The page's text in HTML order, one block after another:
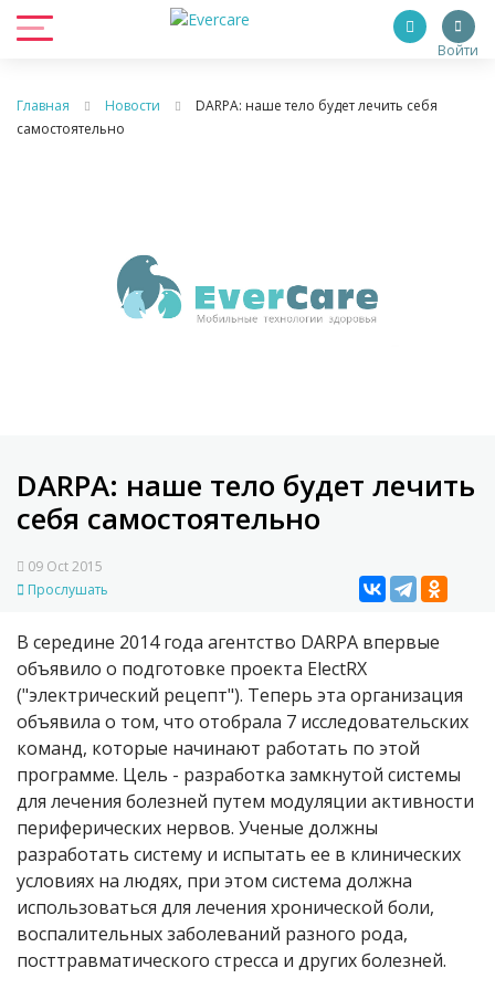
Войти
Главная Новости
DARPA: наше тело будет лечить себя
самостоятельно
DARPA: наше тело будет лечить
себя самостоятельно
09 Oct 2015
Прослушать
В середине 2014 года агентство DARPA впервые
объявило о подготовке проекта ElectRX
("электрический рецепт"). Теперь эта организация
объявила о том, что отобрала 7 исследовательских
команд, которые начинают работать по этой
программе. Цель - разработка замкнутой системы
для лечения болезней путем модуляции активности
периферических нервов. Ученые должны
разработать систему и испытать ее в клинических
условиях на людях, при этом система должна
использоваться для лечения хронической боли,
воспалительных заболеваний разного рода,
посттравматического стресса и других болезней.